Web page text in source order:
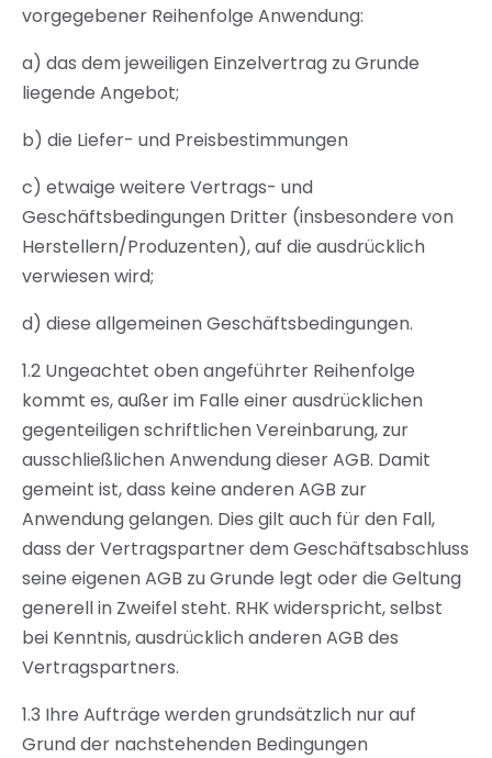
vorgegebener Reihenfolge Anwendung:
a) das dem jeweiligen Einzelvertrag zu Grunde
liegende Angebot;
b) die Liefer- und Preisbestimmungen
c) etwaige weitere Vertrags- und
Geschäftsbedingungen Dritter (insbesondere von
Herstellern/Produzenten), auf die ausdrücklich
verwiesen wird;
d) diese allgemeinen Geschäftsbedingungen.
1.2 Ungeachtet oben angeführter Reihenfolge
kommt es, außer im Falle einer ausdrücklichen
gegenteiligen schriftlichen Vereinbarung, zur
ausschließlichen Anwendung dieser AGB. Damit
gemeint ist, dass keine anderen AGB zur
Anwendung gelangen. Dies gilt auch für den Fall,
dass der Vertragspartner dem Geschäftsabschluss
seine eigenen AGB zu Grunde legt oder die Geltung
generell in Zweifel steht. RHK widerspricht, selbst
bei Kenntnis, ausdrücklich anderen AGB des
Vertragspartners.
1.3 Ihre Aufträge werden grundsätzlich nur auf
Grund der nachstehenden Bedingungen